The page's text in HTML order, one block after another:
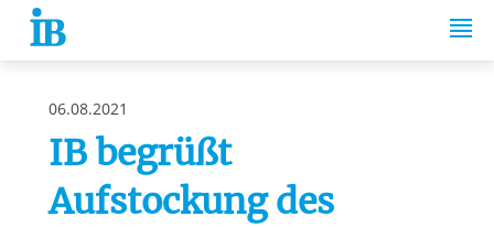
Springe zum Inhalt
06.08.2021
IB begrüßt
Aufstockung des